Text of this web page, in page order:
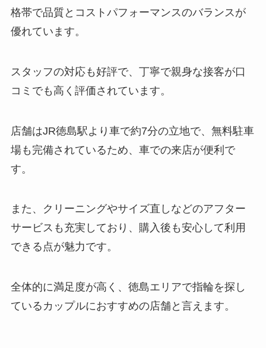
格帯で品質とコストパフォーマンスのバランスが
優れています。
スタッフの対応も好評で、丁寧で親身な接客が口
コミでも高く評価されています。
店舗はJR徳島駅より車で約7分の立地で、無料駐車
場も完備されているため、車での来店が便利で
す。
また、クリーニングやサイズ直しなどのアフター
サービスも充実しており、購入後も安心して利用
できる点が魅力です。
全体的に満足度が高く、徳島エリアで指輪を探し
ているカップルにおすすめの店舗と言えます。